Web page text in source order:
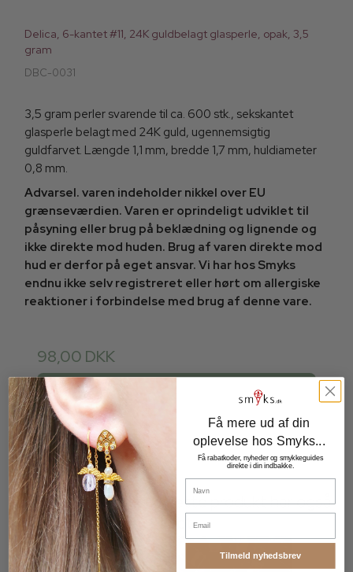
Delica, 6-kantet #11, 24K guldbelagt glasperle, opak, 3,5
gram
DBC-0031
3,5 gram perler svarende til ca. 600 stk., sekskantet
glasperle belagt med 24K guld, ugennemsigtig
guldfarvet. Længde 1,1 mm, bredde 1,7 mm, huldiameter
0,8 mm.
Advarsel. varen indeholder nikkel over EU
grænseværdien. Varen er oprindeligt udviklet til
påsyning eller brug på beklædning og lignende og
ikke direkte mod huden. Brug af varen direkte mod
hud er derfor på eget ansvar. Vi har hos Smyks
endnu ikke selv registreret eller hørt om allergiske
reaktioner i forbindelse med brug af denne vare.
98,00 DKK
Kunder der har købt dette produkt har også
købt
Få mere ud af din
oplevelse hos Smyks...
Få rabatkoder, nyheder og smykkeguides
direkte i din indbakke.
Navn
Email
Tilmeld nyhedsbrev